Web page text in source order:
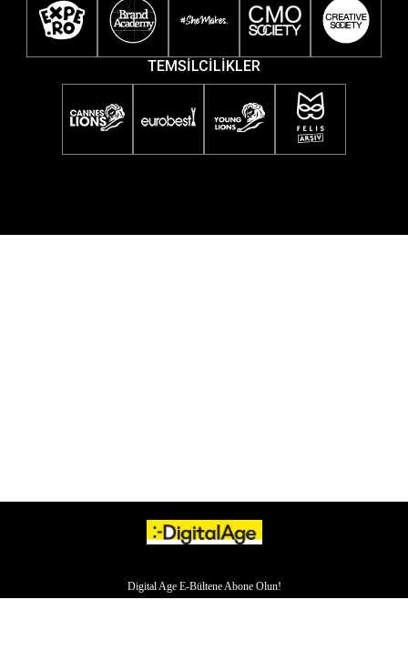
TEMSİLCİLİKLER
Digital Age E-Bültene Abone Olun!